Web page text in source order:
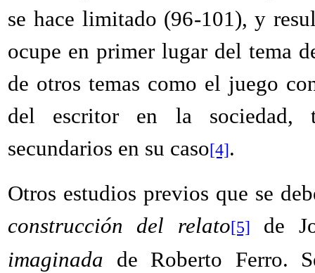
se hace limitado (96-101), y
ocupe en primer lugar del tema
de otros temas como el juego
del escritor en la sociedad,
secundarios en su caso[4].
Otros estudios previos que se
construcción del relato[5]
de
imaginada de Roberto Ferro.